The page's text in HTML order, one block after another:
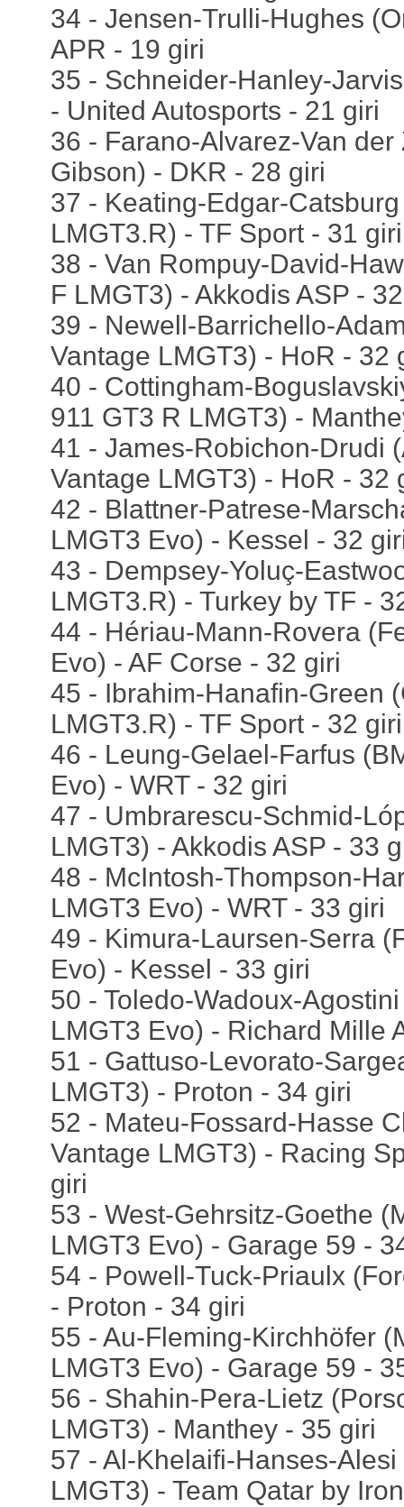
34 - Jensen-Trulli-Hughes
APR - 19 giri
35 - Schneider-Hanley-
- United Autosports - 21 giri
36 - Farano-Alvarez-Van
Gibson) - DKR - 28 giri
37 - Keating-Edgar-
LMGT3.R) - TF Sport - 31 giri
38 - Van Rompuy-David-
F LMGT3) - Akkodis ASP -
39 - Newell-Barrichello-
Vantage LMGT3) - HoR - 32
40 - Cottingham-
911 GT3 R LMGT3) -
41 - James-Robichon-Drudi
Vantage LMGT3) - HoR - 32
42 - Blattner-Patrese-
LMGT3 Evo) - Kessel - 32
43 - Dempsey-Yoluç-
LMGT3.R) - Turkey by TF -
44 - Hériau-Mann-Rovera
Evo) - AF Corse - 32 giri
45 - Ibrahim-Hanafin-Green
LMGT3.R) - TF Sport - 32 giri
46 - Leung-Gelael-Farfus
Evo) - WRT - 32 giri
47 - Umbrarescu-Schmid-
LMGT3) - Akkodis ASP - 33
48 - McIntosh-Thompson-
LMGT3 Evo) - WRT - 33 giri
49 - Kimura-Laursen-Serra
Evo) - Kessel - 33 giri
50 - Toledo-Wadoux-
LMGT3 Evo) - Richard Mille
51 - Gattuso-Levorato-
LMGT3) - Proton - 34 giri
52 - Mateu-Fossard-Hasse
Vantage LMGT3) - Racing
giri
53 - West-Gehrsitz-Goethe
LMGT3 Evo) - Garage 59 -
54 - Powell-Tuck-Priaulx
- Proton - 34 giri
55 - Au-Fleming-Kirchhöfer
LMGT3 Evo) - Garage 59 -
56 - Shahin-Pera-Lietz
LMGT3) - Manthey - 35 giri
57 - Al-Khelaifi-Hanses-
LMGT3) - Team Qatar by